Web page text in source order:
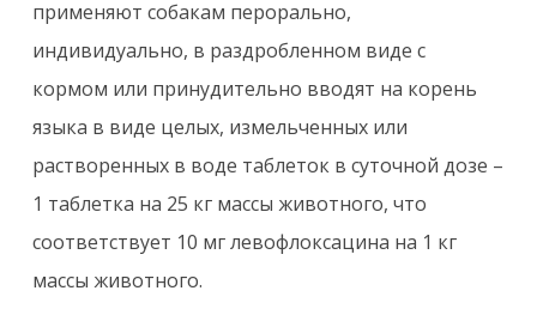
применяют собакам перорально,
индивидуально, в раздробленном виде с
кормом или принудительно вводят на корень
языка в виде целых, измельченных или
растворенных в воде таблеток в суточной дозе –
1 таблетка на 25 кг массы животного, что
соответствует 10 мг левофлоксацина на 1 кг
массы животного.